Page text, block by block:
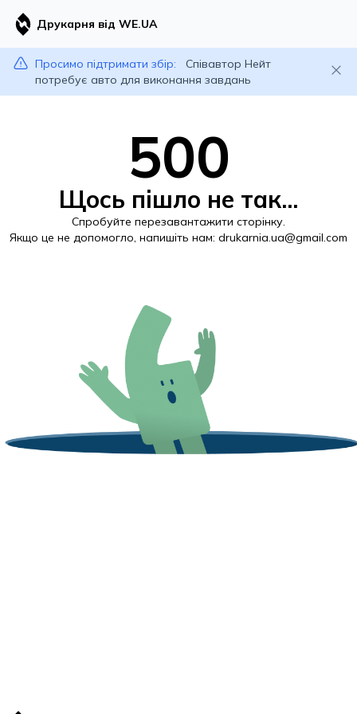
Друкарня від WE.UA
Просимо підтримати збір:
Співавтор Нейт
потребує авто для виконання завдань
500
Щось пішло не так...
Спробуйте перезавантажити сторінку.
Якщо це не допомогло, напишіть нам: drukarnia.ua@gmail.com